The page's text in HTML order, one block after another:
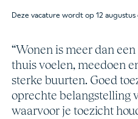
Deze vacature wordt op 12
“Wonen is meer dan
thuis voelen, meedoen
sterke buurten. Goed
oprechte belangstelling
waarvoor je toezicht